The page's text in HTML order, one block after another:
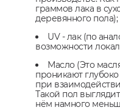
граммов лака в
деревянного пола);
UV - лак (по
возможности
Масло (Это
проникают
при
Такой пол
нём намного